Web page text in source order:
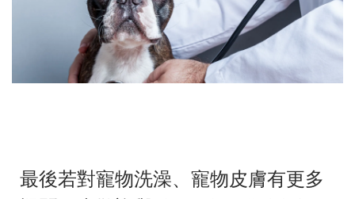
最後若對寵物洗澡、寵物皮膚有更多